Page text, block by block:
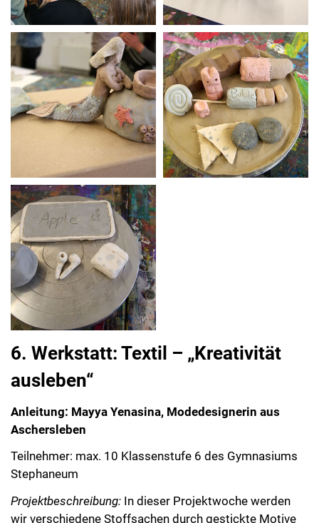
6. Werkstatt: Textil – „Kreativität
ausleben“
Anleitung: Mayya Yenasina, Modedesignerin aus
Aschersleben
Teilnehmer: max. 10 Klassenstufe 6 des Gymnasiums
Stephaneum
Projektbeschreibung: In dieser Projektwoche werden
wir verschiedene Stoffsachen durch gestickte Motive